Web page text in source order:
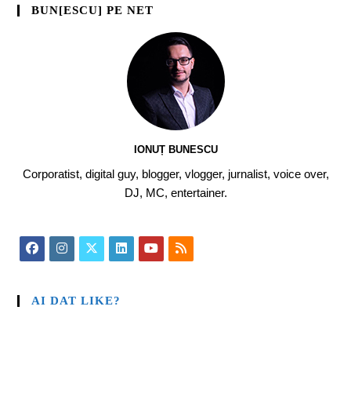
BUN[ESCU] PE NET
IONUȚ BUNESCU
Corporatist, digital guy, blogger, vlogger, jurnalist, voice over,
DJ, MC, entertainer.
AI DAT LIKE?